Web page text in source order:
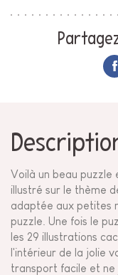
Voilà un beau puzzle
illustré sur le thème
adaptée aux petites
puzzle. Une fois le
les 29 illustrations
l'intérieur de la jolie
transport facile et ne